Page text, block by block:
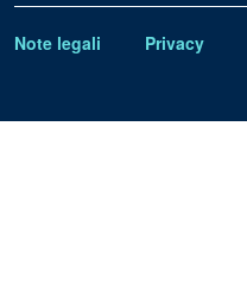
Note legali Privacy